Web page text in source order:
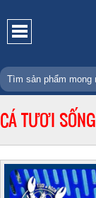
CÁ TƯƠI SỐNG